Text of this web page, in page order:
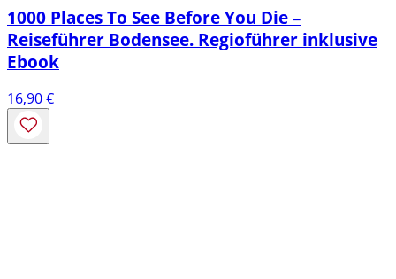
1000 Places To See Before You Die –
Reiseführer Bodensee. Regioführer inklusive
Ebook
16,90€